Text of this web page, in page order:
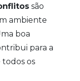
são
ambiente
boa
para a
todos os